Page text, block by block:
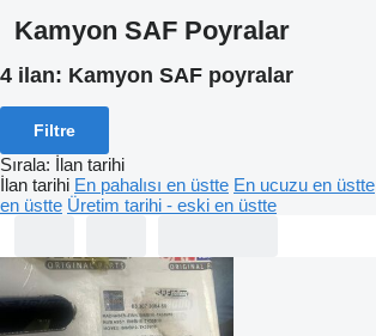
Kamyon SAF Poyralar
4 ilan: Kamyon SAF poyralar
Filtre
Sırala: İlan tarihi
İlan tarihi En pahalısı en üstte En ucuzu en üstte
en üstte Üretim tarihi - eski en üstte